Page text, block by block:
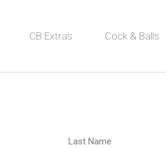
CB Extras Cock & Balls
Last Name